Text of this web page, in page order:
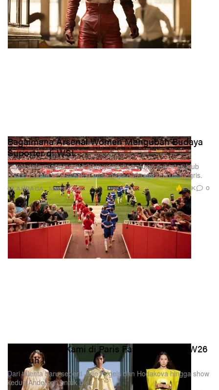
OLAHRAGA
Bagaimana Arsenal Women Mengubah Budaya
Suporter di WSL
Lewat peluncuran proyek baru yang digerakkan suporter, klub
London Utara ini jadi blueprint budaya olahraga putri di Inggris.
Mar 5, 2026 2.3K 0
Show Favorit Kami di Paris Fashion Week FW26
(Sejauh Ini)
Dari talenta baru seperti Julie Kegels dan Hodakova hingga show
kedua Anderson untuk Dior.